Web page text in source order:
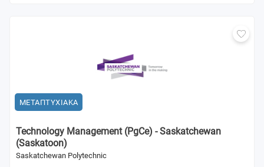
ΜΕΤΑΠΤΥΧΙΑΚΑ
Technology Management (PgCe) - Saskatchewan
(Saskatoon)
Saskatchewan Polytechnic